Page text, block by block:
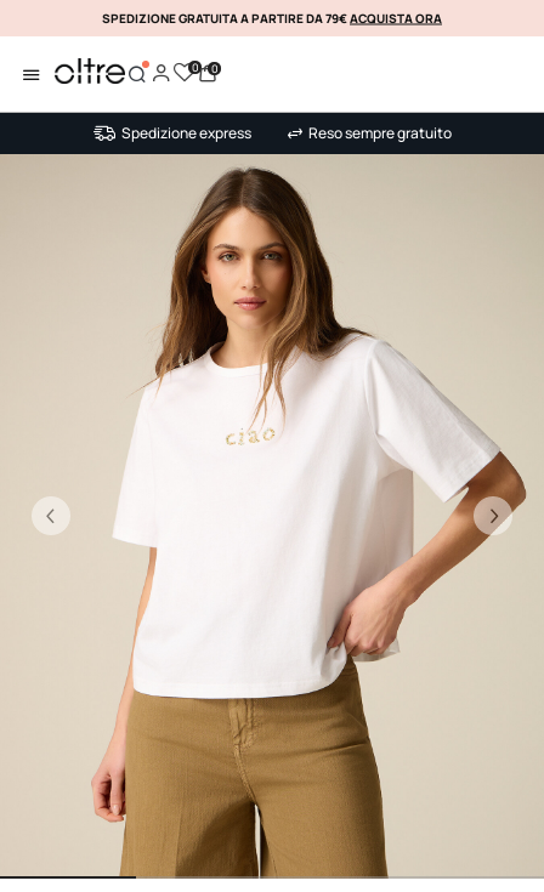
KLARNA
SPEDIZIONE GRATUITA A PARTIRE DA 79€ACQUISTA ORA
0 0
Spedizione express Reso sempre gratuito
Precedente